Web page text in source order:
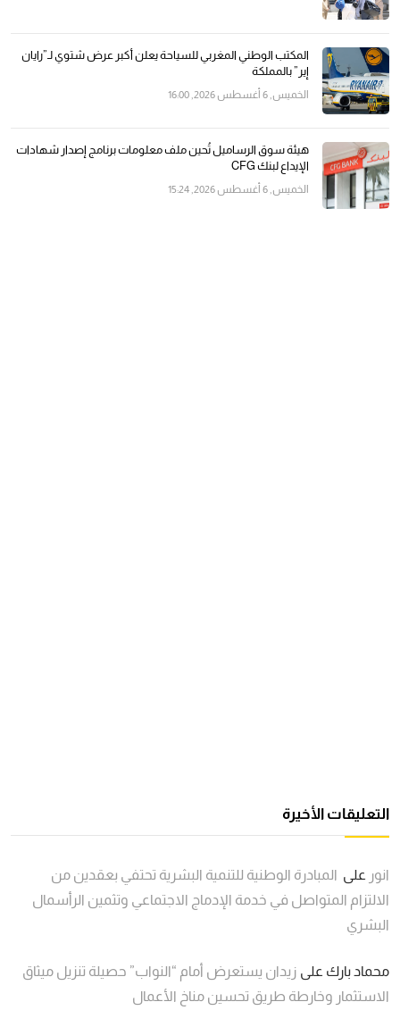
المكتب الوطني المغربي للسياحة يعلن أكبر عرض شتوي لـ”رايان
إير” بالمملكة
الخميس, 6 أغسطس 2026, 16:00
هيئة سوق الرساميل تُحين ملف معلومات برنامج إصدار شهادات
الإيداع لبنك CFG
الخميس, 6 أغسطس 2026, 15:24
التعليقات الأخيرة
انور على المبادرة الوطنية للتنمية البشرية تحتفي بعقدين من
الالتزام المتواصل في خدمة الإدماج الاجتماعي وتثمين الرأسمال
البشري
محماد بارك على زيدان يستعرض أمام “النواب” حصيلة تنزيل ميثاق
الاستثمار وخارطة طريق تحسين مناخ الأعمال